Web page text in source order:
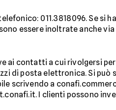
011.3818096. Se si
essere inoltrate anche
ai contatti a cui rivolgersi
di posta elettronica. Si può
scrivendo a
I clienti possono